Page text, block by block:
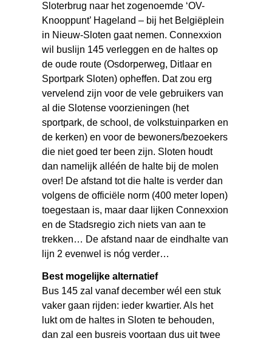
Sloterbrug naar het zogenoemde ‘OV-
Knooppunt’ Hageland – bij het Belgiëplein
in Nieuw-Sloten gaat nemen. Connexxion
wil buslijn 145 verleggen en de haltes op
de oude route (Osdorperweg, Ditlaar en
Sportpark Sloten) opheffen. Dat zou erg
vervelend zijn voor de vele gebruikers van
al die Slotense voorzieningen (het
sportpark, de school, de volkstuinparken en
de kerken) en voor de bewoners/bezoekers
die niet goed ter been zijn. Sloten houdt
dan namelijk alléén de halte bij de molen
over! De afstand tot die halte is verder dan
volgens de officiële norm (400 meter lopen)
toegestaan is, maar daar lijken Connexxion
en de Stadsregio zich niets van aan te
trekken… De afstand naar de eindhalte van
lijn 2 evenwel is nóg verder…
Best mogelijke alternatief
Bus 145 zal vanaf december wél een stuk
vaker gaan rijden: ieder kwartier. Als het
lukt om de haltes in Sloten te behouden,
dan zal een busreis voortaan dus uit twee